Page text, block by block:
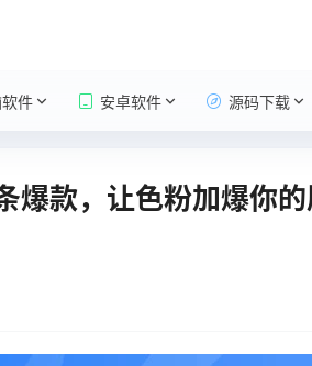
件 安卓软件 源码下载
爆款，让色粉加爆你